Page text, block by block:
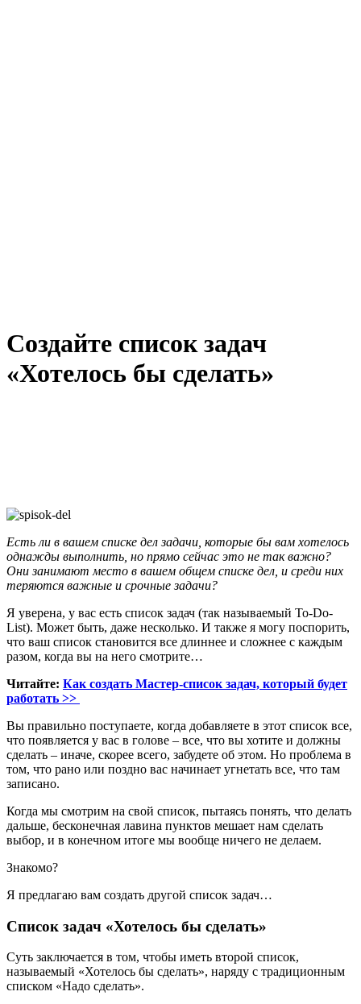
Создайте список задач
«Хотелось бы сделать»
Есть ли в вашем списке дел задачи, которые бы вам хотелось
однажды выполнить, но прямо сейчас это не так важно?
Они занимают место в вашем общем списке дел, и среди них
теряются важные и срочные задачи?
Я уверена, у вас есть список задач (так называемый To-Do-
List). Может быть, даже несколько. И также я могу поспорить,
что ваш список становится все длиннее и сложнее с каждым
разом, когда вы на него смотрите…
Читайте: Как создать Мастер-список задач, который будет
работать >>
Вы правильно поступаете, когда добавляете в этот список все,
что появляется у вас в голове – все, что вы хотите и должны
сделать – иначе, скорее всего, забудете об этом. Но проблема в
том, что рано или поздно вас начинает угнетать все, что там
записано.
Когда мы смотрим на свой список, пытаясь понять, что делать
дальше, бесконечная лавина пунктов мешает нам сделать
выбор, и в конечном итоге мы вообще ничего не делаем.
Знакомо?
Я предлагаю вам создать другой список задач…
Список задач «Хотелось бы сделать»
Суть заключается в том, чтобы иметь второй список,
называемый «Хотелось бы сделать», наряду с традиционным
списком «Надо сделать».